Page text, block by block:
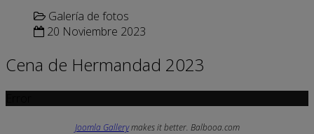
Galería de fotos
20 Noviembre 2023
Cena de Hermandad 2023
Joomla Gallerymakes it better. Balbooa.com